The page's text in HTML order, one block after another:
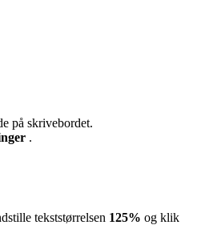
på skrivebordet.
.
tekststørrelsen 125% og klik